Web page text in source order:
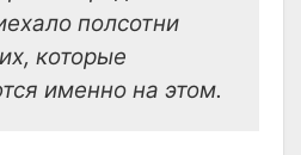
полсотни
которые
именно на этом.